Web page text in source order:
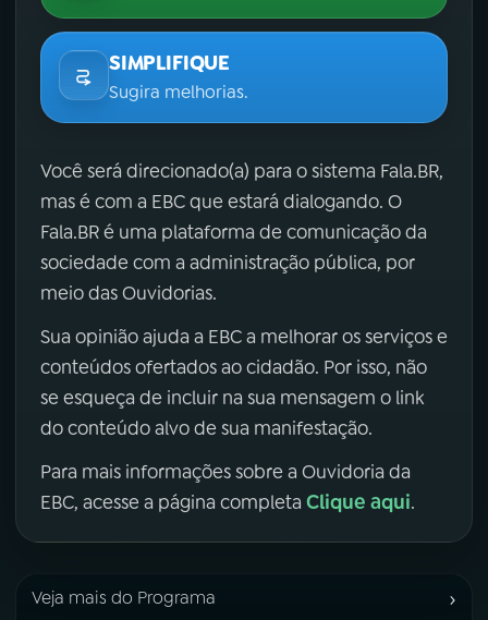
SIMPLIFIQUE
Sugira melhorias.
Você será direcionado(a) para o sistema Fala.BR,
mas é com a EBC que estará dialogando. O
Fala.BR é uma plataforma de comunicação da
sociedade com a administração pública, por
meio das Ouvidorias.
Sua opinião ajuda a EBC a melhorar os serviços e
conteúdos ofertados ao cidadão. Por isso, não
se esqueça de incluir na sua mensagem o link
do conteúdo alvo de sua manifestação.
Para mais informações sobre a Ouvidoria da
EBC, acesse a página completa Clique aqui.
Veja mais do Programa ›